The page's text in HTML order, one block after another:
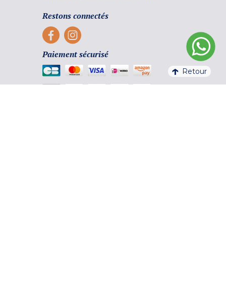
Restons connectés
Paiement sécurisé
Retour